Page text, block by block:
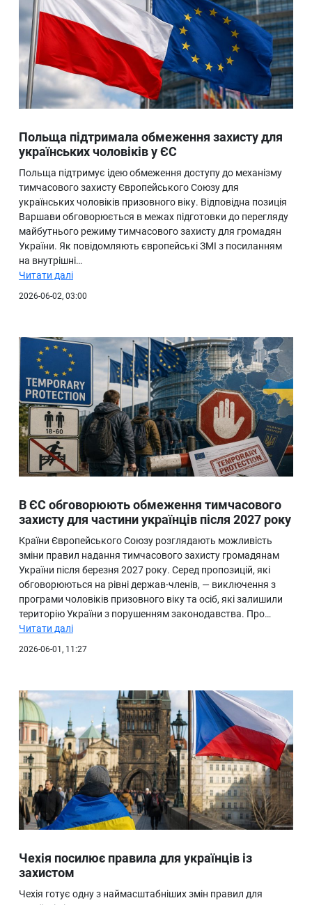
Польща підтримала обмеження захисту для
українських чоловіків у ЄС
Польща підтримує ідею обмеження доступу до механізму
тимчасового захисту Європейського Союзу для
українських чоловіків призовного віку. Відповідна позиція
Варшави обговорюється в межах підготовки до перегляду
майбутнього режиму тимчасового захисту для громадян
України. Як повідомляють європейські ЗМІ з посиланням
на внутрішні…
Читати далі
2026-06-02, 03:00
В ЄС обговорюють обмеження тимчасового
захисту для частини українців після 2027 року
Країни Європейського Союзу розглядають можливість
зміни правил надання тимчасового захисту громадянам
України після березня 2027 року. Серед пропозицій, які
обговорюються на рівні держав-членів, — виключення з
програми чоловіків призовного віку та осіб, які залишили
територію України з порушенням законодавства. Про…
Читати далі
2026-06-01, 11:27
Чехія посилює правила для українців із
захистом
Чехія готує одну з наймасштабніших змін правил для